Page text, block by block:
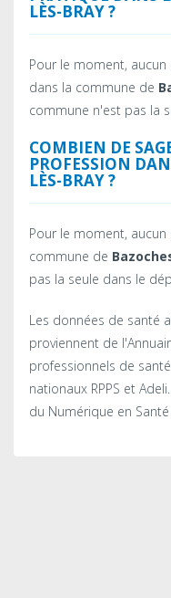
LÈS-BRAY ?
Pour le moment,
dans la commune de
commune n'est pas la
COMBIEN DE
PROFESSION
LÈS-BRAY ?
Pour le moment,
commune de
pas la seule dans le
Les données de santé
proviennent de
professionnels de
nationaux RPPS et
du Numérique en Santé